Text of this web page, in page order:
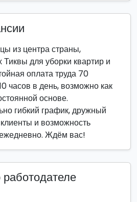
из центра страны,
Тиквы для уборки квартир и
оплата труда 70
часов в день, возможно как
основе.
гибкий график, дружный
и возможность
Ждём вас!